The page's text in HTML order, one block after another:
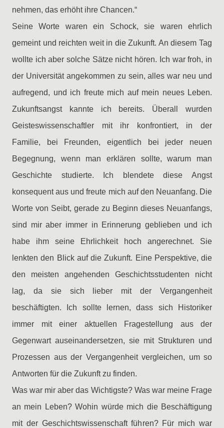
nehmen, das erhöht ihre Chancen.“
Seine Worte waren ein Schock, sie waren ehrlich
gemeint und reichten weit in die Zukunft. An diesem Tag
wollte ich aber solche Sätze nicht hören. Ich war froh, in
der Universität angekommen zu sein, alles war neu und
aufregend, und ich freute mich auf mein neues Leben.
Zukunftsangst kannte ich bereits. Überall wurden
Geisteswissenschaftler mit ihr konfrontiert, in der
Familie, bei Freunden, eigentlich bei jeder neuen
Begegnung, wenn man erklären sollte, warum man
Geschichte studierte. Ich blendete diese Angst
konsequent aus und freute mich auf den Neuanfang. Die
Worte von Seibt, gerade zu Beginn dieses Neuanfangs,
sind mir aber immer in Erinnerung geblieben und ich
habe ihm seine Ehrlichkeit hoch angerechnet. Sie
lenkten den Blick auf die Zukunft. Eine Perspektive, die
den meisten angehenden Geschichtsstudenten nicht
lag, da sie sich lieber mit der Vergangenheit
beschäftigten. Ich sollte lernen, dass sich Historiker
immer mit einer aktuellen Fragestellung aus der
Gegenwart auseinandersetzen, sie mit Strukturen und
Prozessen aus der Vergangenheit vergleichen, um so
Antworten für die Zukunft zu finden.
Was war mir aber das Wichtigste? Was war meine Frage
an mein Leben? Wohin würde mich die Beschäftigung
mit der Geschichtswissenschaft führen? Für mich war